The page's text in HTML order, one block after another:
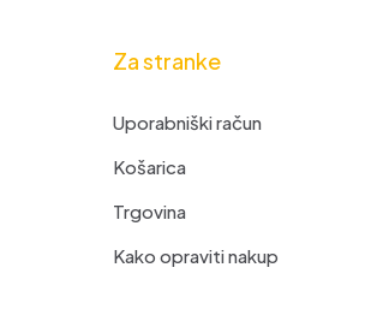
Za stranke
Uporabniški račun
Košarica
Trgovina
Kako opraviti nakup